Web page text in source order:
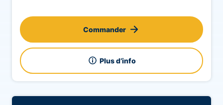
Plus d’info
Commander